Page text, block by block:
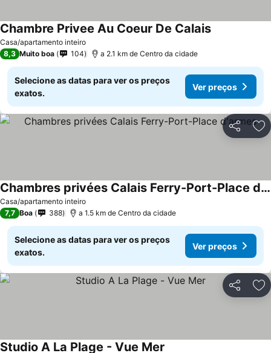
Casa/apartamento inteiro
Chambre Privee Au Coeur De Calais
8,3 Muito boa 104 a 2.1 km de Centro da cidade
Selecione as datas para ver os preços
exatos.
Ver preços
Partilhar
Casa/apartamento inteiro
Chambres privées Calais Ferry-Port-Place d'armes
7,7 Boa 388 a 1.5 km de Centro da cidade
Selecione as datas para ver os preços
exatos.
Ver preços
Partilhar
Studio A La Plage - Vue Mer